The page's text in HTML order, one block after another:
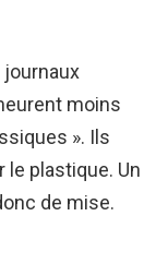
moins
». Ils
plastique. Un
de mise.